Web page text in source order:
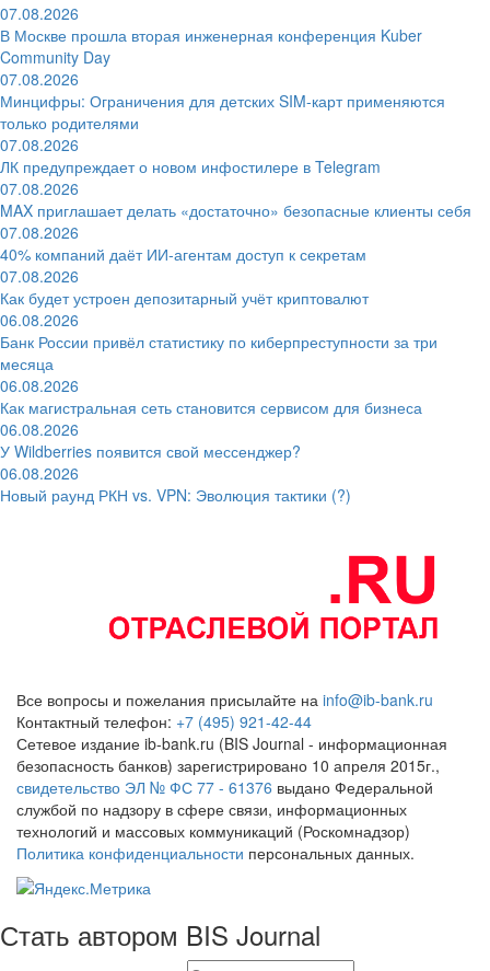
07.08.2026
В Москве прошла вторая инженерная конференция Kuber
Community Day
07.08.2026
Минцифры: Ограничения для детских SIM-карт применяются
только родителями
07.08.2026
ЛК предупреждает о новом инфостилере в Telegram
07.08.2026
MAX приглашает делать «достаточно» безопасные клиенты себя
07.08.2026
40% компаний даёт ИИ‑агентам доступ к секретам
07.08.2026
Как будет устроен депозитарный учёт криптовалют
06.08.2026
Банк России привёл статистику по киберпреступности за три
месяца
06.08.2026
Как магистральная сеть становится сервисом для бизнеса
06.08.2026
У Wildberries появится свой мессенджер?
06.08.2026
Новый раунд РКН vs. VPN: Эволюция тактики (?)
Все вопросы и пожелания присылайте на info@ib-bank.ru
Контактный телефон: +7 (495) 921-42-44
Сетевое издание ib-bank.ru (BIS Journal - информационная
безопасность банков) зарегистрировано 10 апреля 2015г.,
свидетельство ЭЛ № ФС 77 - 61376 выдано Федеральной
службой по надзору в сфере связи, информационных
технологий и массовых коммуникаций (Роскомнадзор)
Политика конфиденциальности персональных данных.
Стать автором BIS Journal